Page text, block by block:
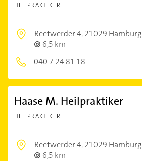
HEILPRAKTIKER
Reetwerder 4,21029 Hamburg
6,5 km
040 7 24 81 18
Haase M. Heilpraktiker
HEILPRAKTIKER
Reetwerder 4,21029 Hamburg
6,5 km